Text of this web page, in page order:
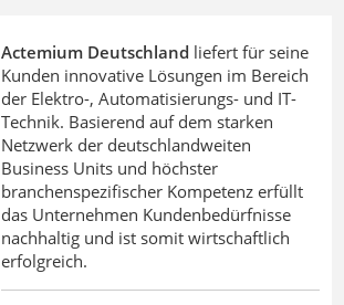
Actemium Deutschland liefert für seine
Kunden innovative Lösungen im Bereich
der Elektro-, Automatisierungs- und IT-
Technik. Basierend auf dem starken
Netzwerk der deutschlandweiten
Business Units und höchster
branchenspezifischer Kompetenz erfüllt
das Unternehmen Kundenbedürfnisse
nachhaltig und ist somit wirtschaftlich
erfolgreich.